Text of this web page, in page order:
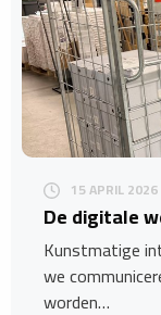
15 APRIL 2026
De digitale
Kunstmatige
we
worden…